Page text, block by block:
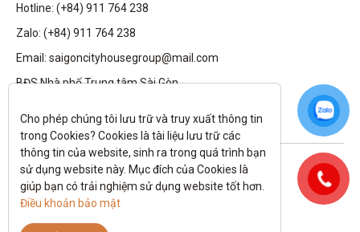
Hotline: (+84) 911 764 238
Zalo: (+84) 911 764 238
Email: saigoncityhousegroup@mail.com
BĐS Nhà phố Trung tâm Sài Gòn
Theo dõi tôi trên:
All rights reserved.
Cho phép chúng tôi lưu trữ và truy xuất thông tin
trong Cookies? Cookies là tài liệu lưu trữ các
thông tin của website, sinh ra trong quá trình bạn
sử dụng website này. Mục đích của Cookies là
Điều khoản bảo mật